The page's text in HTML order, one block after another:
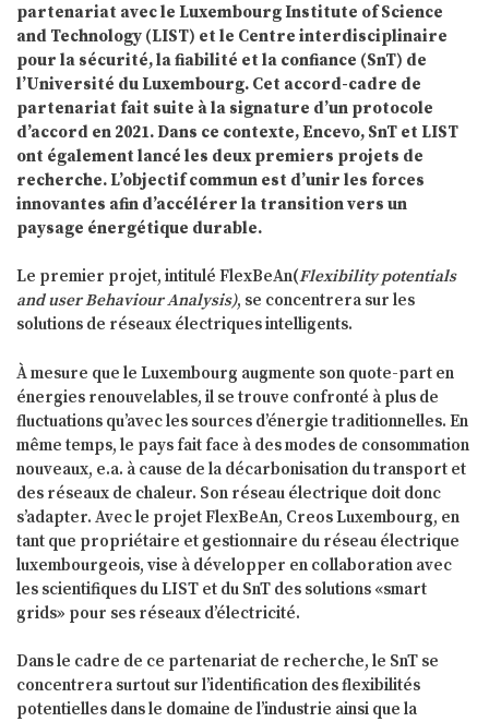
partenariat avec le Luxembourg Institute of Science
and Technology (LIST) et le Centre interdisciplinaire
pour la sécurité, la fiabilité et la confiance (SnT) de
l’Université du Luxembourg. Cet accord-cadre de
partenariat fait suite à la signature d’un protocole
d’accord en 2021. Dans ce contexte, Encevo, SnT et LIST
ont également lancé les deux premiers projets de
recherche. L’objectif commun est d’unir les forces
innovantes afin d’accélérer la transition vers un
paysage énergétique durable.
Le premier projet, intitulé FlexBeAn(Flexibility potentials
and user Behaviour Analysis), se concentrera sur les
solutions de réseaux électriques intelligents.
À mesure que le Luxembourg augmente son quote-part en
énergies renouvelables, il se trouve confronté à plus de
fluctuations qu’avec les sources d’énergie traditionnelles. En
même temps, le pays fait face à des modes de consommation
nouveaux, e.a. à cause de la décarbonisation du transport et
des réseaux de chaleur. Son réseau électrique doit donc
s’adapter. Avec le projet FlexBeAn, Creos Luxembourg, en
tant que propriétaire et gestionnaire du réseau électrique
luxembourgeois, vise à développer en collaboration avec
les scientifiques du LIST et du SnT des solutions «smart
grids» pour ses réseaux d’électricité.
Dans le cadre de ce partenariat de recherche, le SnT se
concentrera surtout sur l’identification des flexibilités
potentielles dans le domaine de l’industrie ainsi que la